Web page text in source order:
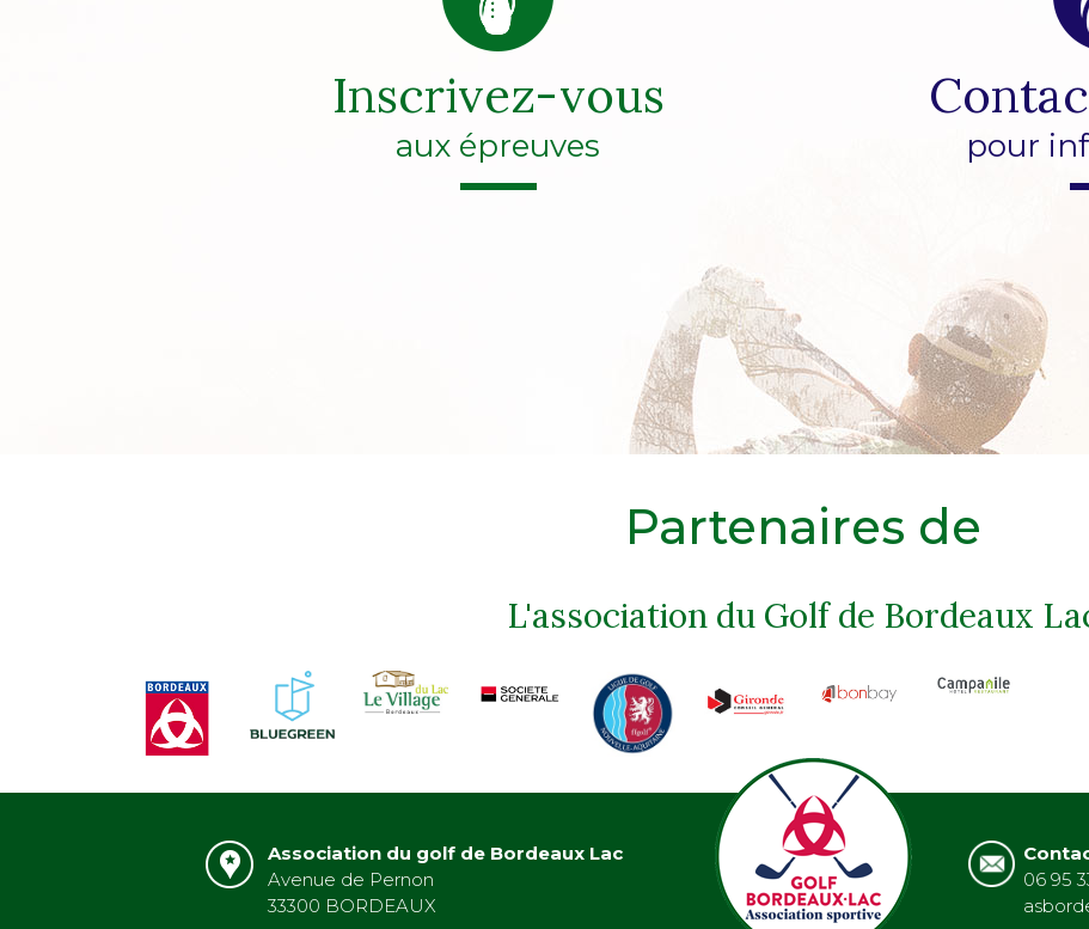
Inscrivez-vous
aux épreuves pour
Partenaires de
L'association du Golf de Bordeaux
Association du golf de Bordeaux Lac
Avenue de Pernon
33300 BORDEAUX
06 95